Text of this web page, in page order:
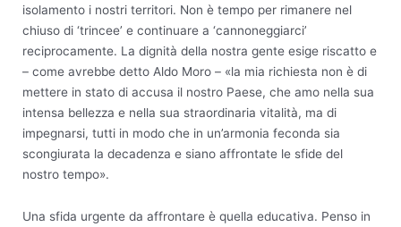
isolamento i nostri territori. Non è tempo per rimanere nel
chiuso di ‘trincee’ e continuare a ‘cannoneggiarci’
reciprocamente. La dignità della nostra gente esige riscatto e
– come avrebbe detto Aldo Moro – «la mia richiesta non è di
mettere in stato di accusa il nostro Paese, che amo nella sua
intensa bellezza e nella sua straordinaria vitalità, ma di
impegnarsi, tutti in modo che in un’armonia feconda sia
scongiurata la decadenza e siano affrontate le sfide del
nostro tempo».
Una sfida urgente da affrontare è quella educativa. Penso in